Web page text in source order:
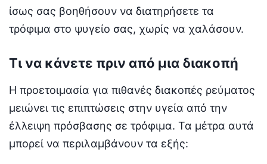
ίσως σας βοηθήσουν να διατηρήσετε τα
τρόφιμα στο ψυγείο σας, χωρίς να χαλάσουν.
Τι να κάνετε πριν από μια διακοπή
Η προετοιμασία για πιθανές διακοπές ρεύματος
μειώνει τις επιπτώσεις στην υγεία από την
έλλειψη πρόσβασης σε τρόφιμα. Τα μέτρα αυτά
μπορεί να περιλαμβάνουν τα εξής: